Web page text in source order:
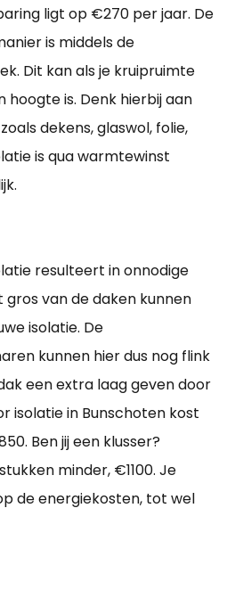
ligt op €270 per jaar. De
is middels de
Dit kan als je kruipruimte
hoogte is. Denk hierbij aan
dekens, glaswol, folie,
is qua warmtewinst
resulteert in onnodige
gros van de daken kunnen
isolatie. De
kunnen hier dus nog flink
een extra laag geven door
isolatie in Bunschoten kost
Ben jij een klusser?
minder, €1100. Je
de energiekosten, tot wel